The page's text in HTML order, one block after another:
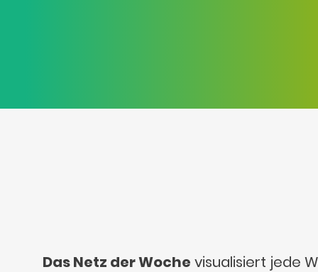
Das Netz der Woche visualisiert jede